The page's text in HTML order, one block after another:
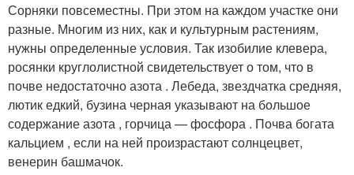
Сорняки повсеместны. При этом на каждом участке они
разные. Многим из них, как и культурным растениям,
нужны определенные условия. Так изобилие клевера,
росянки круглолистной свидетельствует о том, что в
почве недостаточно азота . Лебеда, звездчатка средняя,
лютик едкий, бузина черная указывают на большое
содержание азота , горчица — фосфора . Почва богата
кальцием , если на ней произрастают солнцецвет,
венерин башмачок.